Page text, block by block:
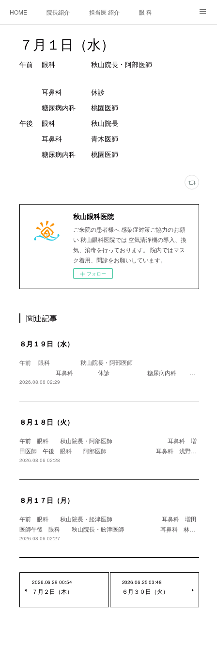
HOME 院長紹介 担当医 紹介 眼 科
アクセス ご相談・お問合せ 施設基準等及び掲示事項について
７月１日（水）
午前 眼科 秋山院長・阿部医師
耳鼻科 休診
糖尿病内科 桃園医師
午後 眼科 秋山院長
耳鼻科 青木医師
糖尿病内科 桃園医師
秋山眼科医院
ご来院の患者様へ 感染症対策ご協力のお願
い 秋山眼科医院では 空気清浄機の導入、換
気、消毒を行っております。 院内ではマス
ク着用、問診をお願いしています。
フォロー
関連記事
８月１９日（水）
午前 眼科 秋山院長・阿部医師
耳鼻科 休診 糖尿病内科 …
2026.08.06 02:29
８月１８日（火）
午前 眼科 秋山院長・阿部医師 耳鼻科 増
田医師 午後 眼科 阿部医師 耳鼻科 浅野…
2026.08.06 02:28
８月１７日（月）
午前 眼科 秋山院長・舩津医師 耳鼻科 増田
医師午後 眼科 秋山院長・舩津医師 耳鼻科 林…
2026.08.06 02:27
2026.06.29 00:54
７月２日（木）
2026.06.25 03:48
６月３０日（火）